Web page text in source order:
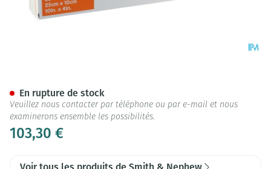
103,30 €
En rupture de stock
Veuillez nous contacter par téléphone ou par e-mail et nous
examinerons ensemble les possibilités.